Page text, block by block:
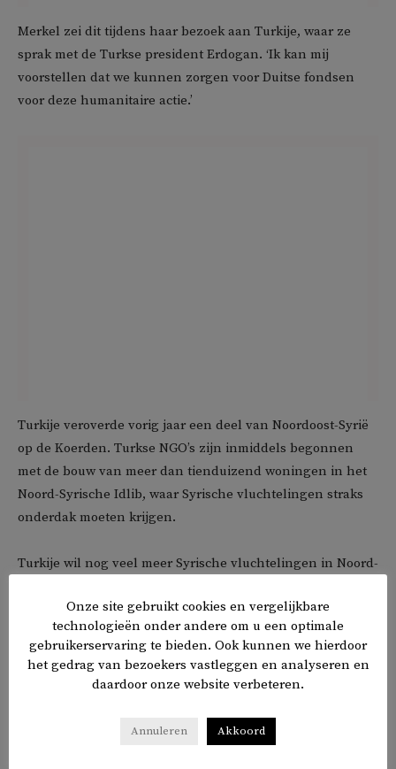
Merkel zei dit tijdens haar bezoek aan Turkije, waar ze
sprak met de Turkse president Erdogan. ‘Ik kan mij
voorstellen dat we kunnen zorgen voor Duitse fondsen
voor deze humanitaire actie.’
Turkije veroverde vorig jaar een deel van Noordoost-Syrië
op de Koerden. Turkse NGO’s zijn inmiddels begonnen
met de bouw van meer dan tienduizend woningen in het
Noord-Syrische Idlib, waar Syrische vluchtelingen straks
onderdak moeten krijgen.
Turkije wil nog veel meer Syrische vluchtelingen in Noord-
Syrische vluchtelingen in Turkije. Vanwege de
vluchtelingendeal die Turkije met de Europese Unie heeft
gesloten kunnen ze niet westwaarts vluchten, hoewel
sommigen het proberen.
Onze site gebruikt cookies en vergelijkbare
technologieën onder andere om u een optimale
gebruikerservaring te bieden. Ook kunnen we hierdoor
het gedrag van bezoekers vastleggen en analyseren en
daardoor onze website verbeteren.
Annuleren Akkoord